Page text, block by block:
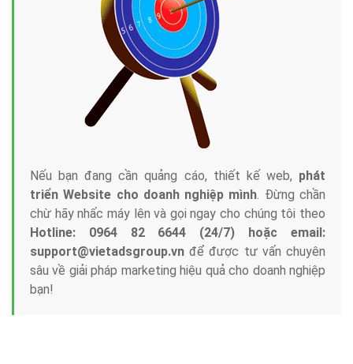
Nếu bạn đang cần quảng cáo, thiết kế web, phát
triển Website cho doanh nghiệp mình. Đừng chần
chừ hãy nhấc máy lên và gọi ngay cho chúng tôi theo
Hotline: 0964 82 6644 (24/7) hoặc email:
support@vietadsgroup.vn để được tư vấn chuyên
sâu về giải pháp marketing hiệu quả cho doanh nghiệp
bạn!